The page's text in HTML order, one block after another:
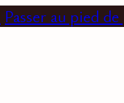
Passer au pied de